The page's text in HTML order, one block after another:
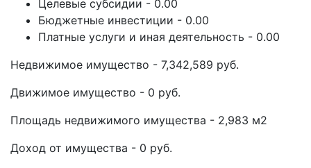
Целевые субсидии - 0.00
Бюджетные инвестиции - 0.00
Платные услуги и иная деятельность - 0.00
Недвижимое имущество - 7,342,589 руб.
Движимое имущество - 0 руб.
Площадь недвижимого имущества - 2,983 м2
Доход от имущества - 0 руб.